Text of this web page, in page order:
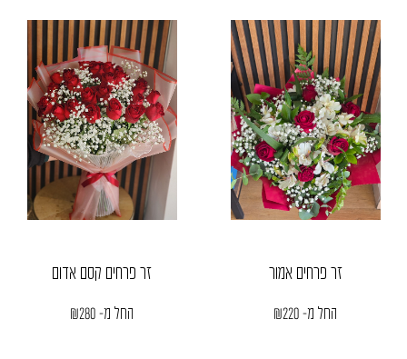
זר פרחים אמור
החל מ- ₪220
זר פרחים קסם אדום
החל מ- ₪280